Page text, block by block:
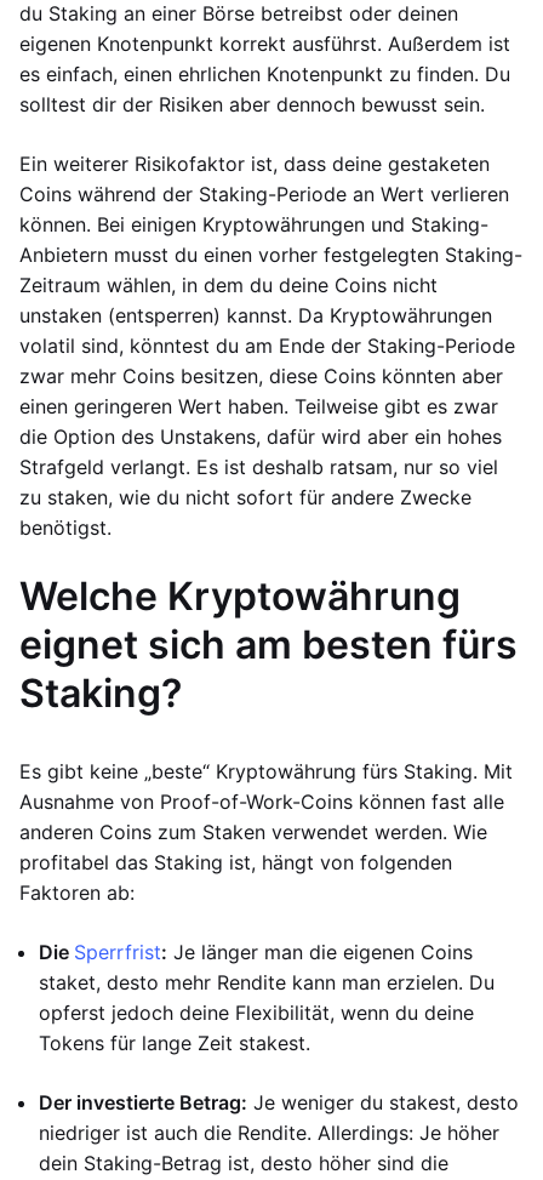
du Staking an einer Börse betreibst oder deinen
eigenen Knotenpunkt korrekt ausführst. Außerdem ist
es einfach, einen ehrlichen Knotenpunkt zu finden. Du
solltest dir der Risiken aber dennoch bewusst sein.
Ein weiterer Risikofaktor ist, dass deine gestaketen
Coins während der Staking-Periode an Wert verlieren
können. Bei einigen Kryptowährungen und Staking-
Anbietern musst du einen vorher festgelegten Staking-
Zeitraum wählen, in dem du deine Coins nicht
unstaken (entsperren) kannst. Da Kryptowährungen
volatil sind, könntest du am Ende der Staking-Periode
zwar mehr Coins besitzen, diese Coins könnten aber
einen geringeren Wert haben. Teilweise gibt es zwar
die Option des Unstakens, dafür wird aber ein hohes
Strafgeld verlangt. Es ist deshalb ratsam, nur so viel
zu staken, wie du nicht sofort für andere Zwecke
benötigst.
Welche Kryptowährung
eignet sich am besten fürs
Staking?
Es gibt keine „beste“ Kryptowährung fürs Staking. Mit
Ausnahme von Proof-of-Work-Coins können fast alle
anderen Coins zum Staken verwendet werden. Wie
profitabel das Staking ist, hängt von folgenden
Faktoren ab:
Die Sperrfrist: Je länger man die eigenen Coins
staket, desto mehr Rendite kann man erzielen. Du
opferst jedoch deine Flexibilität, wenn du deine
Tokens für lange Zeit stakest.
Der investierte Betrag: Je weniger du stakest, desto
niedriger ist auch die Rendite. Allerdings: Je höher
dein Staking-Betrag ist, desto höher sind die